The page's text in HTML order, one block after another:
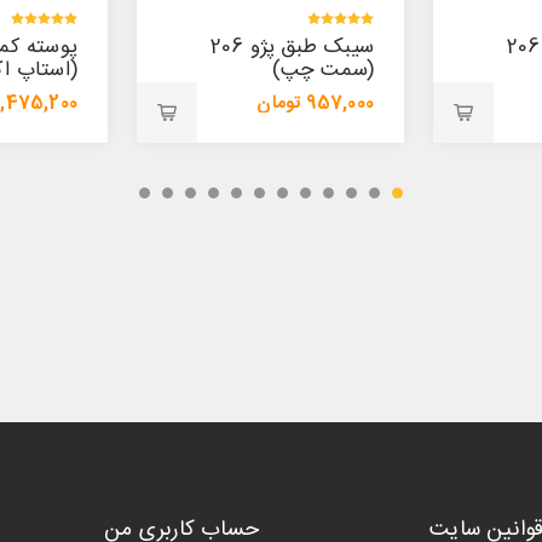
سیبک طبق پژو 206 پوسته کمک پیکان
(استاپ اکسل چپ)
1,475,200 تومان
سیبک
(پایین)
421,800 تومان
سایت حساب کاربری من